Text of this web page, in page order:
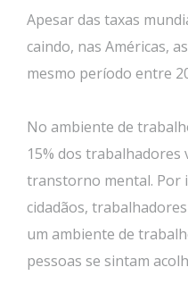
Apesar das taxas
caindo, nas Américas,
mesmo período entre
No ambiente de
15% dos trabalhadores
transtorno mental. Por
cidadãos,
um ambiente de
pessoas se sintam